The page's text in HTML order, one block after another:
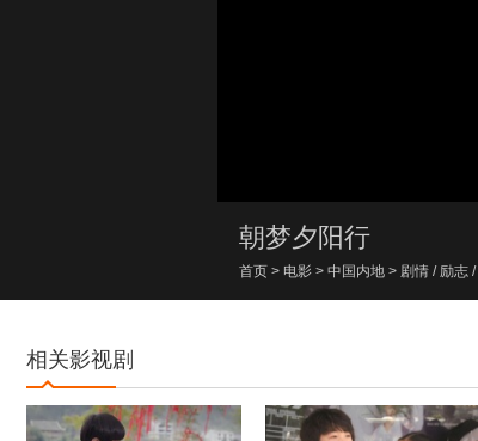
朝梦夕阳行
首页 > 电影 > 中国内地 > 剧情 / 励志 /
相关影视剧